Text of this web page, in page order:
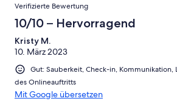
Verifizierte Bewertung
10/10 – Hervorragend
Kristy M.
10. März 2023
Gut: Sauberkeit, Check-in, Kommunikation,
des Onlineauftritts
Mit Google übersetzen